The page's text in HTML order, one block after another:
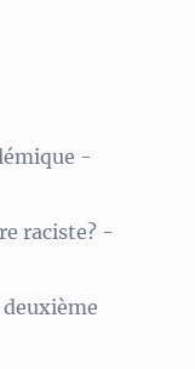
-
raciste? -